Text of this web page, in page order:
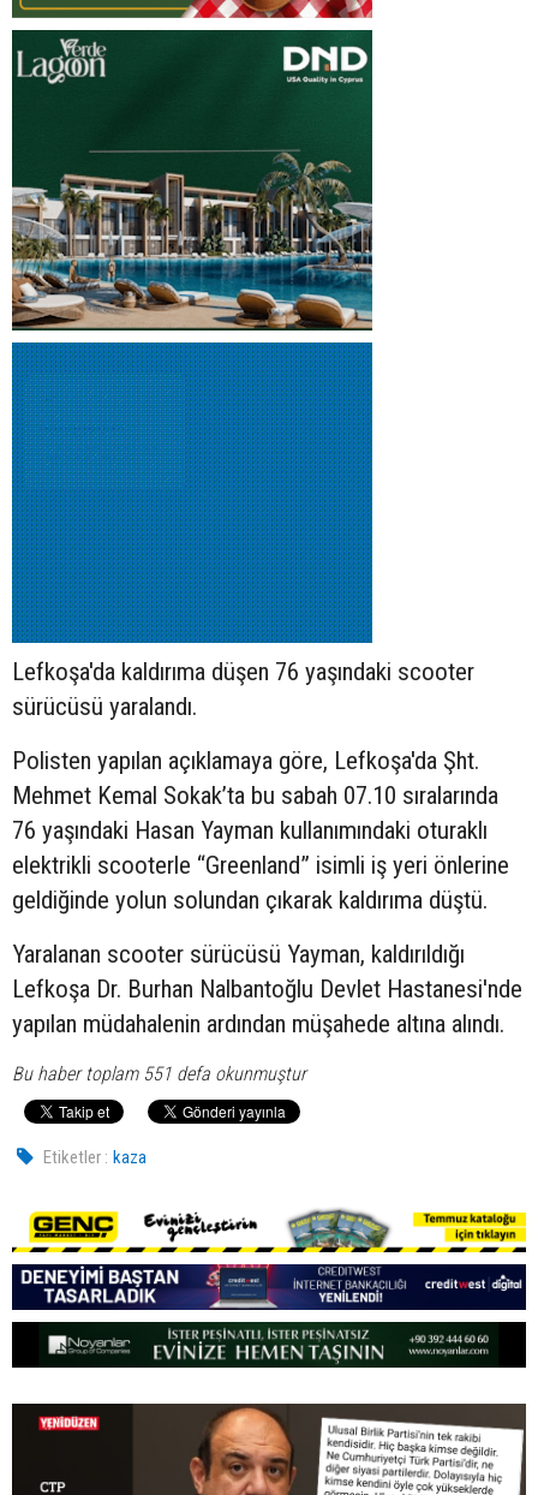
Lefkoşa'da kaldırıma düşen 76 yaşındaki scooter
sürücüsü yaralandı.
Polisten yapılan açıklamaya göre, Lefkoşa'da Şht.
Mehmet Kemal Sokak’ta bu sabah 07.10 sıralarında
76 yaşındaki Hasan Yayman kullanımındaki oturaklı
elektrikli scooterle “Greenland” isimli iş yeri önlerine
geldiğinde yolun solundan çıkarak kaldırıma düştü.
Yaralanan scooter sürücüsü Yayman, kaldırıldığı
Lefkoşa Dr. Burhan Nalbantoğlu Devlet Hastanesi'nde
yapılan müdahalenin ardından müşahede altına alındı.
Bu haber toplam 551 defa okunmuştur
Etiketler : kaza